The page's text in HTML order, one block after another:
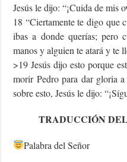
Jesús le dijo: “¡Cuida de mis
18 “Ciertamente te digo que
ibas a donde querías; pero
manos y alguien te atará y te
>19 Jesús dijo esto porque
morir Pedro para dar gloria
sobre esto, Jesús le dijo:
TRADUCCIÓN
Palabra del Señor